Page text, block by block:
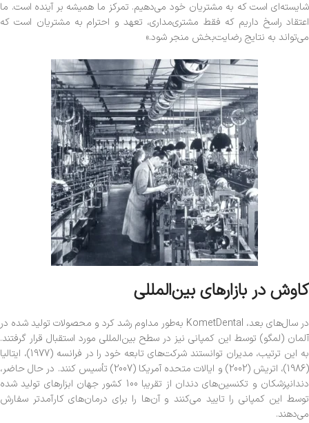
شایسته‌ای است که به مشتریان خود می‌دهیم. تمرکز ما همیشه بر آینده است. ما
اعتقاد راسخ داریم که فقط مشتری‌مداری، تعهد و احترام به مشتریان است که
می‌تواند به نتایج رضایت‌بخش منجر شود.»
کاوش در بازارهای بین‌المللی
در سال‌های بعد، KometDental به‌طور مداوم رشد کرد و محصولات تولید شده در
آلمان (لمگو) توسط این کمپانی نیز در سطح بین‌المللی مورد استقبال قرار گرفتند.
به این ترتیب، مدیران توانستند شرکت‌های تابعه خود را در فرانسه (1977)، ایتالیا
(1986)، اتریش (2002) و ایالات متحده آمریکا (2007) تأسیس کنند. در حال حاضر،
دندانپزشکان و تکنسین‌های دندان از تقریبا 100 کشور جهان ابزارهای تولید شده
توسط این کمپانی را تایید می‌کنند و آن‌ها را برای درمان‌های کارآمدتر سفارش
می‌دهند.